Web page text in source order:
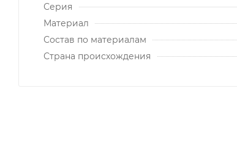
Серия
Материал
Состав по материалам
Страна происхождения